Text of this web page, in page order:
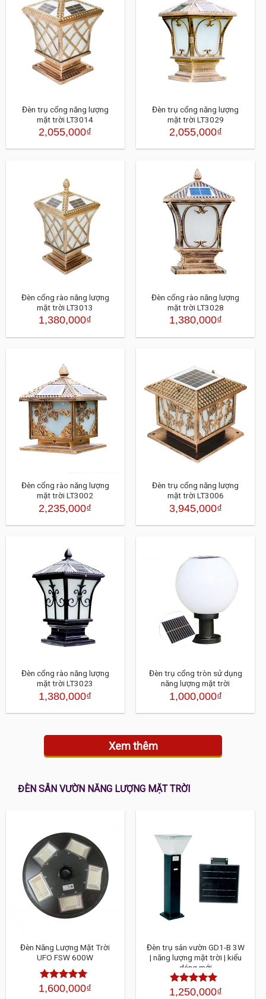
Đèn trụ cổng năng lượng
mặt trời LT3014
2,055,000₫
Đèn trụ cổng năng lượng
mặt trời LT3029
2,055,000₫
Đèn cổng rào năng lượng
mặt trời LT3013
1,380,000₫
Đèn cổng rào năng lượng
mặt trời LT3028
1,380,000₫
Đèn cổng rào năng lượng
mặt trời LT3002
2,235,000₫
Đèn trụ cổng năng lượng
mặt trời LT3006
3,945,000₫
Đèn cổng rào năng lượng
mặt trời LT3023
1,380,000₫
Đèn trụ cổng tròn sử dụng
năng lượng mặt trời
1,000,000₫
Xem thêm
ĐÈN SÂN VƯỜN NĂNG LƯỢNG MẶT TRỜI
Đèn Năng Lượng Mặt Trời
UFO FSW 600W
Được xếp
1,600,000₫
Đèn trụ sân vườn GD1-B 3W
| năng lượng mặt trời | kiểu
dáng mới
Được xếp
1,250,000₫